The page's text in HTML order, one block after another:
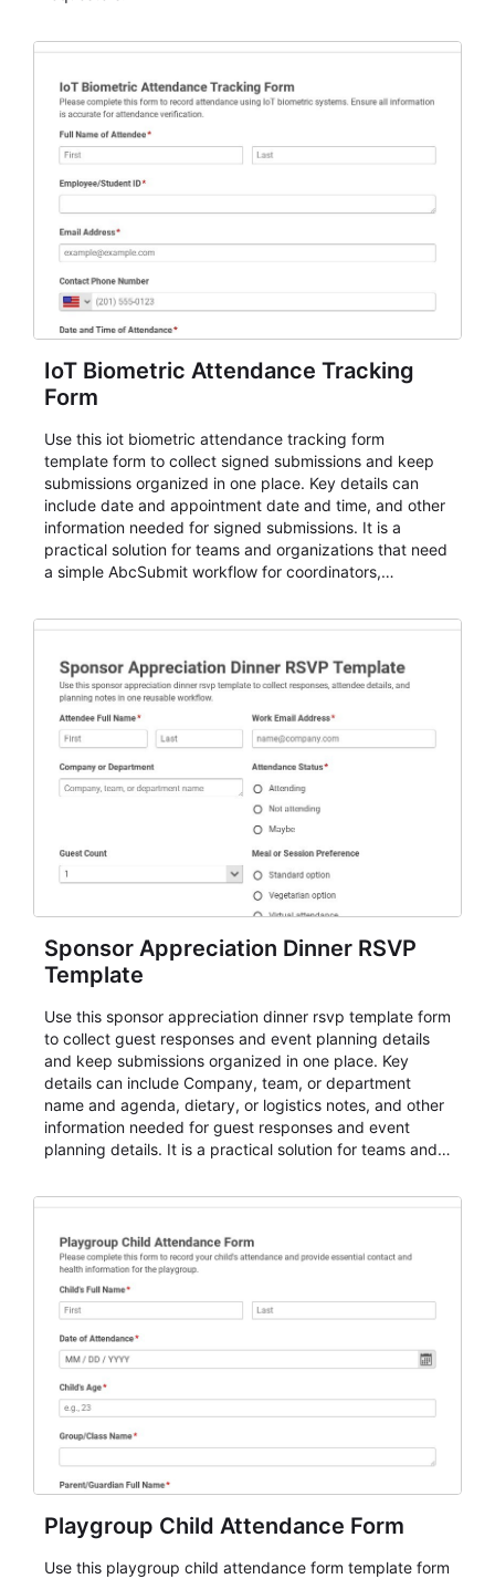
IoT Biometric Attendance Tracking
Form
Use this iot biometric attendance tracking form
template form to collect signed submissions and keep
submissions organized in one place. Key details can
include date and appointment date and time, and other
information needed for signed submissions. It is a
practical solution for teams and organizations that need
a simple AbcSubmit workflow for coordinators,
Sponsor Appreciation Dinner RSVP
Template
Use this sponsor appreciation dinner rsvp template form
to collect guest responses and event planning details
and keep submissions organized in one place. Key
details can include Company, team, or department
name and agenda, dietary, or logistics notes, and other
information needed for guest responses and event
planning details. It is a practical solution for teams and
for teams and organizations.
Playgroup Child Attendance Form
Use this playgroup child attendance form template form